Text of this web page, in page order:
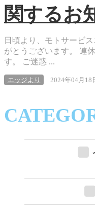
関するお
日頃より、モトサービ
がとうございます。 連
す。 ご迷惑 ...
エッジより 2024年04月18